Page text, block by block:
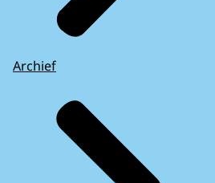
Archief